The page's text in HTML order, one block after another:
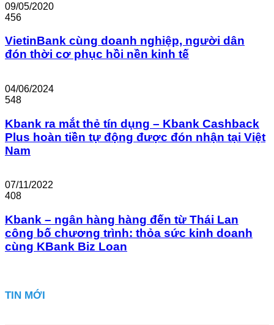
09/05/2020
456
VietinBank cùng doanh nghiệp, người dân
đón thời cơ phục hồi nền kinh tế
04/06/2024
548
Kbank ra mắt thẻ tín dụng – Kbank Cashback
Plus hoàn tiền tự động được đón nhận tại Việt
Nam
07/11/2022
408
Kbank – ngân hàng hàng đến từ Thái Lan
công bố chương trình: thỏa sức kinh doanh
cùng KBank Biz Loan
TIN MỚI